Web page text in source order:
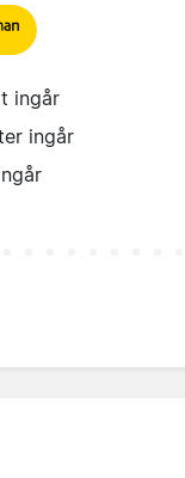
ingår
ingår